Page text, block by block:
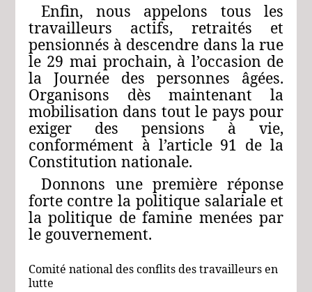
Enfin, nous appelons tous les
travailleurs actifs, retraités et
pensionnés à descendre dans la rue
le 29 mai prochain, à l’occasion de
la Journée des personnes âgées.
Organisons dès maintenant la
mobilisation dans tout le pays pour
exiger des pensions à vie,
conformément à l’article 91 de la
Constitution nationale.
Donnons une première réponse
forte contre la politique salariale et
la politique de famine menées par
le gouvernement.
Comité national des conflits des travailleurs en
lutte